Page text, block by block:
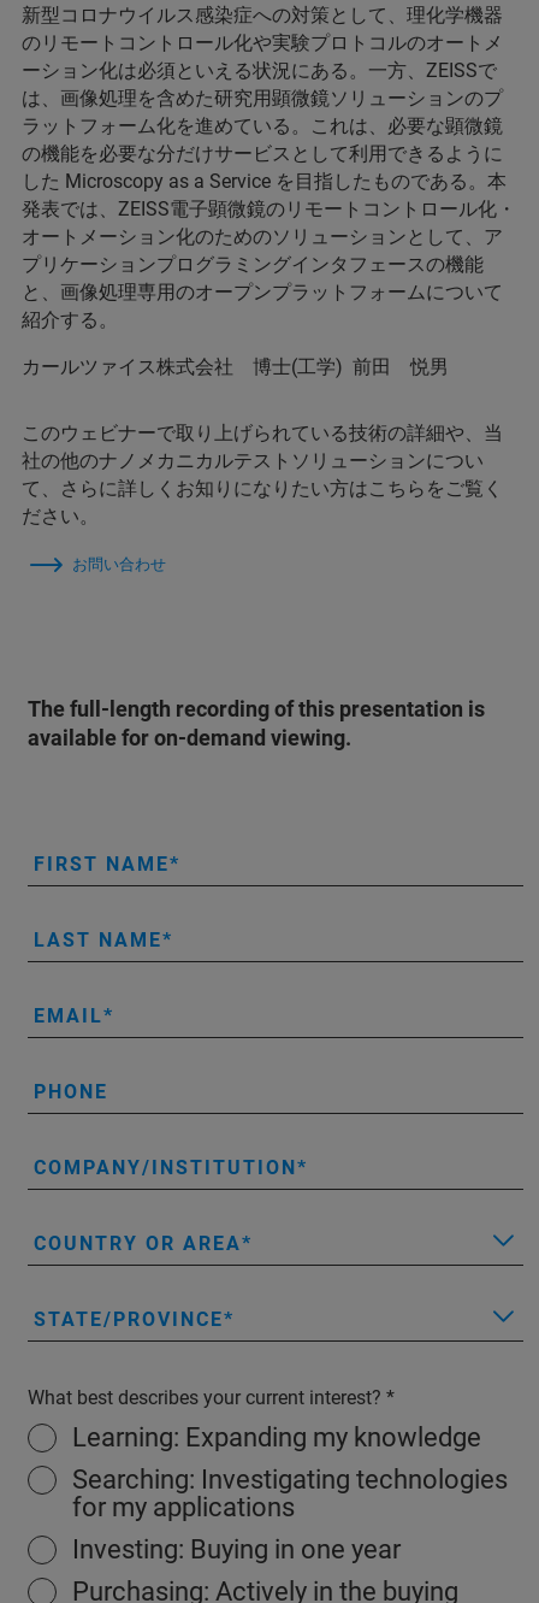
新型コロナウイルス感染症への対策として、理化学機器
のリモートコントロール化や実験プロトコルのオートメ
ーション化は必須といえる状況にある。一方、ZEISSで
は、画像処理を含めた研究用顕微鏡ソリューションのプ
ラットフォーム化を進めている。これは、必要な顕微鏡
の機能を必要な分だけサービスとして利用できるように
した Microscopy as a Service を目指したものである。本
発表では、ZEISS電子顕微鏡のリモートコントロール化・
オートメーション化のためのソリューションとして、ア
プリケーションプログラミングインタフェースの機能
と、画像処理専用のオープンプラットフォームについて
紹介する。
カールツァイス株式会社 博士(工学) 前田 悦男
このウェビナーで取り上げられている技術の詳細や、当
社の他のナノメカニカルテストソリューションについ
て、さらに詳しくお知りになりたい方はこちらをご覧く
ださい。
お問い合わせ
The full-length recording of this presentation is
available for on-demand viewing.
FIRST NAME
LAST NAME
EMAIL
PHONE
COMPANY/INSTITUTION
COUNTRY OR AREA
STATE/PROVINCE
What best describes your current interest?
Learning: Expanding my knowledge
Searching: Investigating technologies
for my applications
Investing: Buying in one year
Purchasing: Actively in the buying